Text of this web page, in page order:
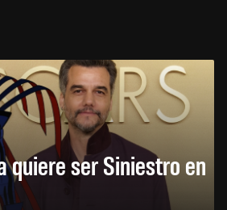
quiere ser Siniestro en